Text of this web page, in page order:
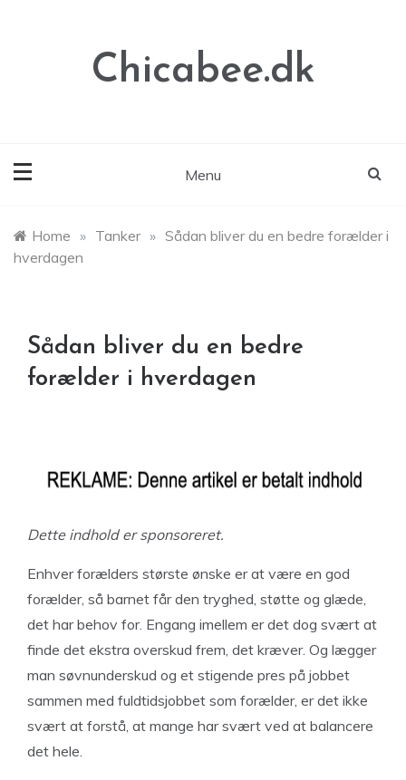
Chicabee.dk
Menu
Home » Tanker » Sådan bliver du en bedre forælder i
hverdagen
Sådan bliver du en bedre
forælder i hverdagen
Dette indhold er sponsoreret.
Enhver forælders største ønske er at være en god
forælder, så barnet får den tryghed, støtte og glæde,
det har behov for. Engang imellem er det dog svært at
finde det ekstra overskud frem, det kræver. Og lægger
man søvnunderskud og et stigende pres på jobbet
sammen med fuldtidsjobbet som forælder, er det ikke
svært at forstå, at mange har svært ved at balancere
det hele.